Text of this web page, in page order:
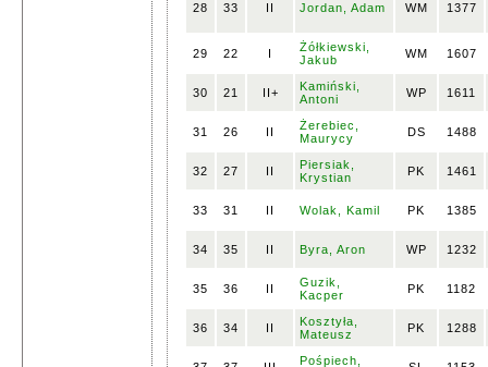
28 33 II Jordan, Adam WM 1377
29 22 I
Żółkiewski,
Jakub
WM 1607
30 21 II+
Kamiński,
Antoni
WP 1611
31 26 II
Żerebiec,
Maurycy
DS 1488
32 27 II
Piersiak,
Krystian
PK 1461
33 31 II Wolak, Kamil PK 1385
34 35 II Byra, Aron WP 1232
35 36 II
Guzik,
Kacper
PK 1182
36 34 II
Kosztyła,
Mateusz
PK 1288
Pośpiech,